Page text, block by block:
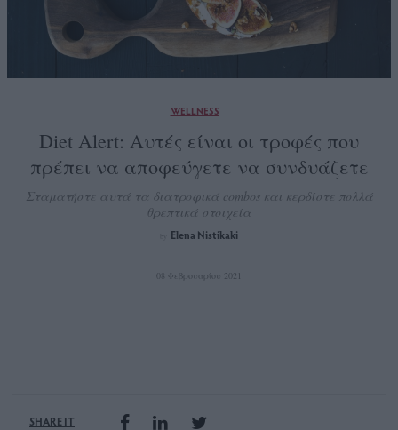
WELLNESS
Diet Alert: Αυτές είναι οι τροφές που
πρέπει να αποφεύγετε να συνδυάζετε
Σταματήστε αυτά τα διατροφικά combos και κερδίστε πολλά
θρεπτικά στοιχεία
Elena Nistikaki
08 Φεβρουαρίου 2021
SHARE IT